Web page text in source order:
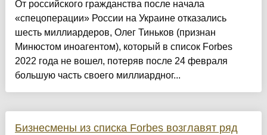
От российского гражданства после начала
«спецоперации» России на Украине отказались
шесть миллиардеров, Олег Тиньков (признан
Минюстом иноагентом), который в список Forbes
2022 года не вошел, потеряв после 24 февраля
большую часть своего миллиардног...
Бизнесмены из списка Forbes возглавят ряд